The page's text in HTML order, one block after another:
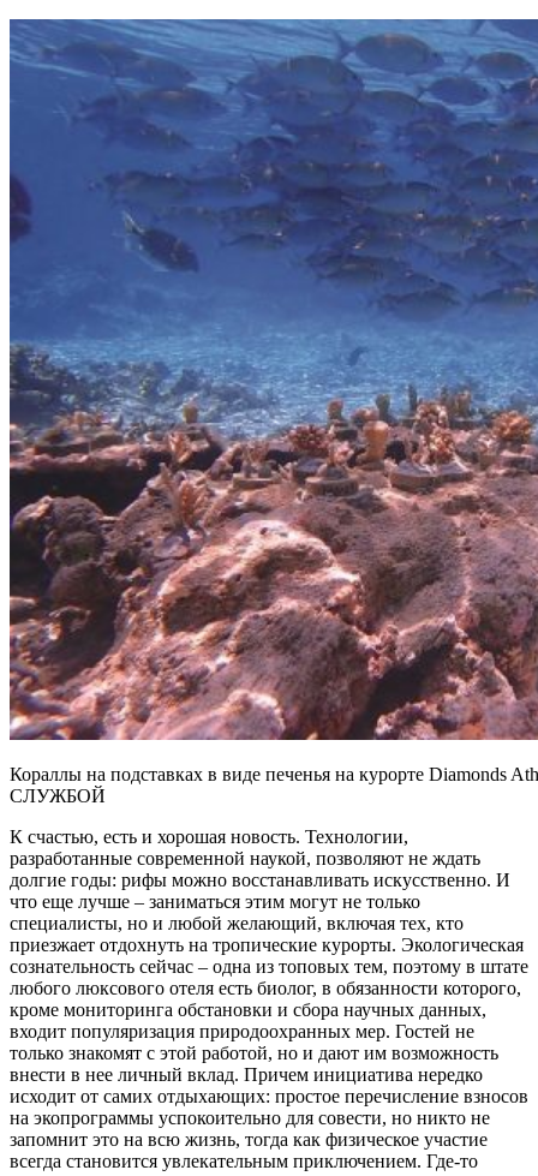
Кораллы на подставках в виде печенья на курорте
СЛУЖБОЙ
К счастью, есть и хорошая новость. Технологии,
разработанные современной наукой, позволяют не ждать
долгие годы: рифы можно восстанавливать искусственно. И
что еще лучше – заниматься этим могут не только
специалисты, но и любой желающий, включая тех, кто
приезжает отдохнуть на тропические курорты. Экологическая
сознательность сейчас – одна из топовых тем, поэтому в штате
любого люксового отеля есть биолог, в обязанности которого,
кроме мониторинга обстановки и сбора научных данных,
входит популяризация природоохранных мер. Гостей не
только знакомят с этой работой, но и дают им возможность
внести в нее личный вклад. Причем инициатива нередко
исходит от самих отдыхающих: простое перечисление взносов
на экопрограммы успокоительно для совести, но никто не
запомнит это на всю жизнь, тогда как физическое участие
всегда становится увлекательным приключением. Где-то